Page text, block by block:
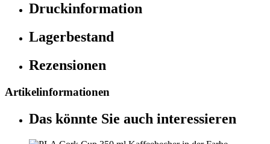
Druckinformation
Lagerbestand
Rezensionen
Artikelinformationen
Das könnte Sie auch interessieren